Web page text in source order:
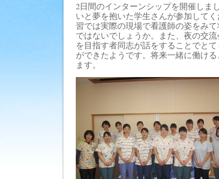
ン
タ
ー
ン
ッ
プ
開
2日間のインターンシップを開催しま
いと夢を抱いた学生さんが参加して
習では実際の現場で看護師の姿をみ
ではないでしょうか。また、夜の交
を目指す者同志が話をすることでと
ができたようです。将来一緒に働け
ます。